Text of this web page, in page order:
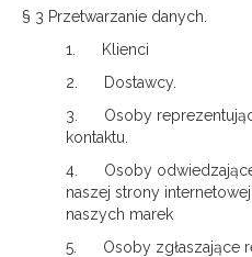
§ 3 Przetwarzanie danych.
1. Klienci
2. Dostawcy.
3. Osoby
kontaktu.
4. Osoby odwiedzające
naszej strony
naszych marek
5. Osoby zgłaszające